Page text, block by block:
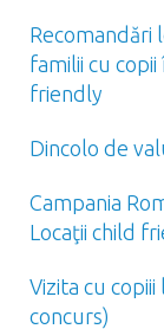
Recomandări
familii cu
friendly
Dincolo de
Campania
Locaţii child
Vizita cu copiii
concurs)